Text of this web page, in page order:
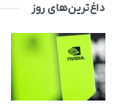
داغ‌ترین‌های روز